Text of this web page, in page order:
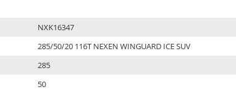
NXK16347
285/50/20 116T NEXEN WINGUARD ICE SUV
285
50